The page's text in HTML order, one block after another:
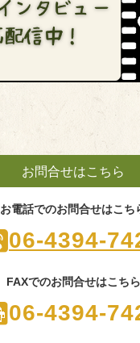
お問合せはこちら
お電話でのお問合せはこち
06-4394-
FAXでのお問合せはこちら
06-4394-